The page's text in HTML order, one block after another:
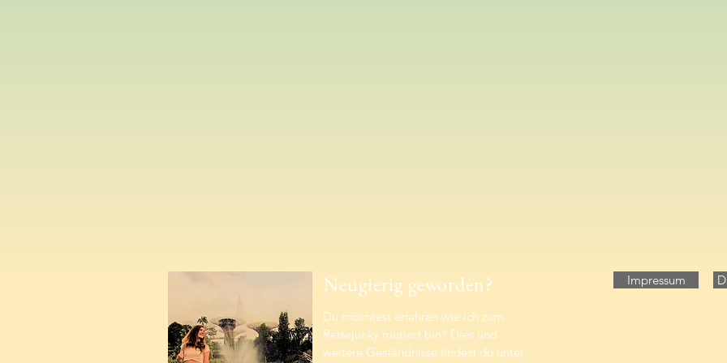
Neugierig geworden? Impressum
Du möchtest erfahren wie ich zum
Reisejunky mutiert bin? Dies und
weitere Geständnisse findest du unter